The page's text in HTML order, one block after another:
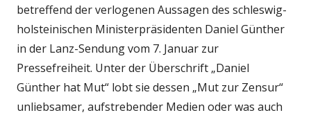
betreffend der verlogenen Aussagen des schleswig-
holsteinischen Ministerpräsidenten Daniel Günther
in der Lanz-Sendung vom 7. Januar zur
Pressefreiheit. Unter der Überschrift „Daniel
Günther hat Mut“ lobt sie dessen „Mut zur Zensur“
unliebsamer, aufstrebender Medien oder was auch